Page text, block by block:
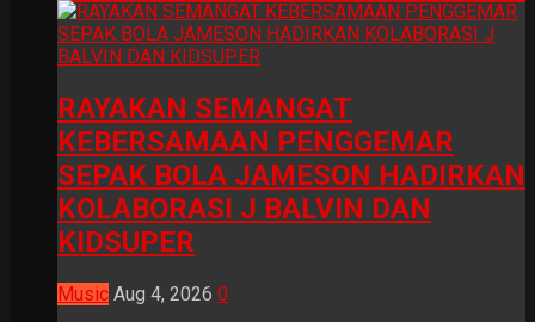
RAYAKAN SEMANGAT
KEBERSAMAAN PENGGEMAR
SEPAK BOLA JAMESON HADIRKAN
KOLABORASI J BALVIN DAN
KIDSUPER
Music Aug 4, 2026 0